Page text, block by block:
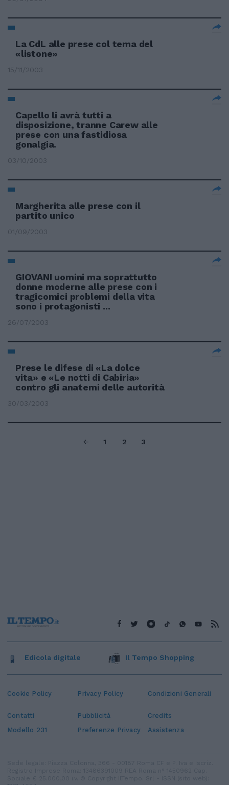
La CdL alle prese col tema del
«listone»
15/11/2003
Capello li avrà tutti a
disposizione, tranne Carew alle
prese con una fastidiosa
gonalgia.
03/10/2003
Margherita alle prese con il
partito unico
01/09/2003
GIOVANI uomini ma soprattutto
donne moderne alle prese con i
tragicomici problemi della vita
sono i protagonisti ...
26/07/2003
Prese le difese di «La dolce
vita» e «Le notti di Cabiria»
contro gli anatemi delle autorità
30/03/2003
1 2 3
Cookie Policy Privacy Policy Condizioni Generali
Contatti Pubblicità
Credits
Modello 231
Preferenze Privacy Assistenza
Edicola digitale Il Tempo Shopping